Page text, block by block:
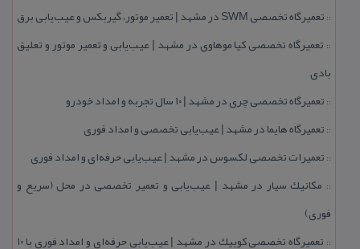
:: تعمیرگاه تخصصی SWM در مشهد | تعمیر موتور، گیربكس و عیب‌یابی برق
:: تعمیرگاه تخصصی كیا موهاوی در مشهد | عیب‌یابی و تعمیر موتور و تعلیق
بادی
:: تعمیرگاه تخصصی چری در مشهد | ۱۰ سال تجربه و امداد خودرو
:: تعمیرگاه هایما در مشهد | عیب‌یابی تخصصی و امداد فوری
:: تعمیرات تخصصی لكسوس در مشهد | عیب‌یابی حرفه‌ای و امداد فوری
:: مكانیك سیار در مشهد | عیب‌یابی و تعمیر تخصصی در محل (سریع و
فوری)
::
تعمیرگاه تخصصی كوییك در مشهد | عیب‌یابی حرفه‌ای و امداد فوری با ۱۰